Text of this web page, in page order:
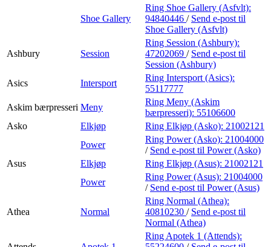
Shoe Gallery
Ring Shoe Gallery (Asfvlt):
94840446 / Send e-post til
Shoe Gallery (Asfvlt)
Ashbury Session
Ring Session (Ashbury):
47202069 / Send e-post til
Session (Ashbury)
Asics
Intersport
Ring Intersport (Asics):
55117777
Askim bærpresseri Meny
Ring Meny (Askim
bærpresseri): 55106600
Asko
Elkjøp Ring Elkjøp (Asko): 21002121
Power
Ring Power (Asko): 21004000
/ Send e-post til Power (Asko)
Asus
Elkjøp Ring Elkjøp (Asus): 21002121
Power
Ring Power (Asus): 21004000
/ Send e-post til Power (Asus)
Athea Normal
Ring Normal (Athea):
40810230 / Send e-post til
Normal (Athea)
Ring Apotek 1 (Attends):